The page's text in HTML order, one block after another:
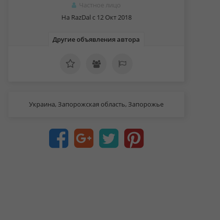
Частное лицо
На RazDal c 12 Окт 2018
Другие объявления автора
Украина, Запорожская область, Запорожье